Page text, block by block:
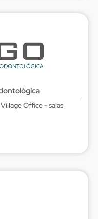
Office - salas